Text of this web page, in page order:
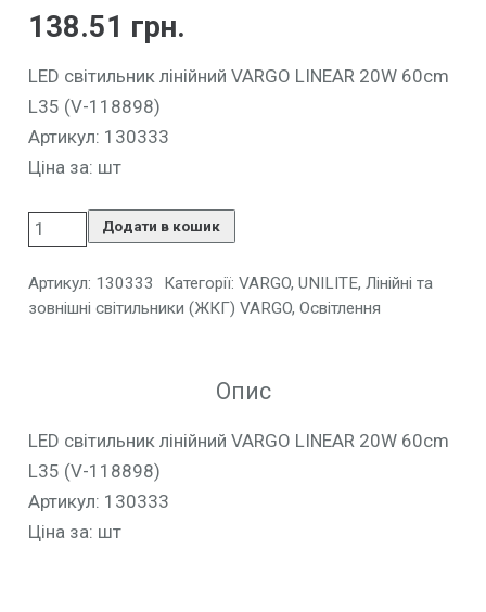
138.51 грн.
LED світильник лінійний VARGO LINEAR 20W 60cm
L35 (V-118898)
Артикул: 130333
Ціна за: шт
Додати в кошик
Артикул: 130333 Категорії: VARGO, UNILITE, Лінійні та
зовнішні світильники (ЖКГ) VARGO, Освітлення
Опис
LED світильник лінійний VARGO LINEAR 20W 60cm
L35 (V-118898)
Артикул: 130333
Ціна за: шт